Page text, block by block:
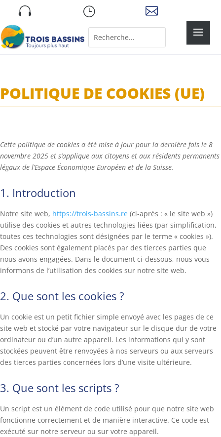
 } 
for...
POLITIQUE DE COOKIES (UE)
Cette politique de cookies a été mise à jour pour la dernière fois le 8
novembre 2025 et s’applique aux citoyens et aux résidents permanents
légaux de l’Espace Économique Européen et de la Suisse.
1. Introduction
Notre site web, https://trois-bassins.re (ci-après : « le site web »)
utilise des cookies et autres technologies liées (par simplification,
toutes ces technologies sont désignées par le terme « cookies »).
Des cookies sont également placés par des tierces parties que
nous avons engagées. Dans le document ci-dessous, nous vous
informons de l’utilisation des cookies sur notre site web.
2. Que sont les cookies ?
Un cookie est un petit fichier simple envoyé avec les pages de ce
site web et stocké par votre navigateur sur le disque dur de votre
ordinateur ou d’un autre appareil. Les informations qui y sont
stockées peuvent être renvoyées à nos serveurs ou aux serveurs
des tierces parties concernées lors d’une visite ultérieure.
3. Que sont les scripts ?
Un script est un élément de code utilisé pour que notre site web
fonctionne correctement et de manière interactive. Ce code est
exécuté sur notre serveur ou sur votre appareil.